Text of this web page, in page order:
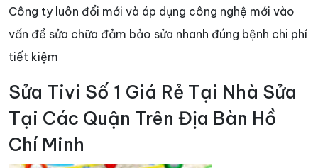
Công ty luôn đổi mới và áp dụng công nghệ mới vào
vấn đề sửa chữa đảm bảo sửa nhanh đúng bệnh chi phí
tiết kiệm
Sửa Tivi Số 1 Giá Rẻ Tại Nhà Sửa
Tại Các Quận Trên Địa Bàn Hồ
Chí Minh